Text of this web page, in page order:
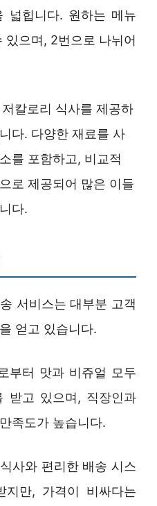
넓힙니다. 원하는 메뉴
있으며, 2번으로 나뉘어
저칼로리 식사를 제공하
다. 다양한 재료를 사
를 포함하고, 비교적
로 제공되어 많은 이들
다.
서비스는 대부분 고객
얻고 있습니다.
부터 맛과 비쥬얼 모두
받고 있으며, 직장인과
족도가 높습니다.
사와 편리한 배송 시스
지만, 가격이 비싸다는